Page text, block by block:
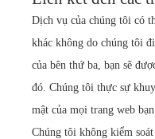
Dịch vụ của chúng tôi có
khác không do chúng tôi
của bên thứ ba, bạn sẽ
đó. Chúng tôi thực sự
mật của mọi trang web
Chúng tôi không kiểm